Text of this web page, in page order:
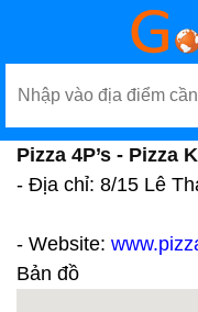
Pizza 4P’s - Pizza
- Địa chỉ: 8/15 Lê
- Website:
Bản đồ